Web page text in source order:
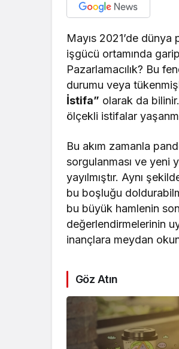
Mayıs 2021’de
işgücü ortamında
Pazarlamacılık? Bu
durumu veya
İstifa” olarak da
ölçekli istifalar
Bu akım zamanla
sorgulanması ve yeni
yayılmıştır. Aynı
bu boşluğu
bu büyük hamlenin
değerlendirmelerinin
inançlara meydan
Göz Atın